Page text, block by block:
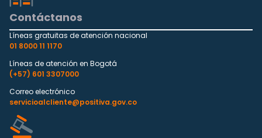
Contáctanos
Líneas gratuitas de atención nacional
01 8000 11 1170
Líneas de atención en Bogotá
(+57) 601 3307000
Correo electrónico
servicioalcliente@positiva.gov.co